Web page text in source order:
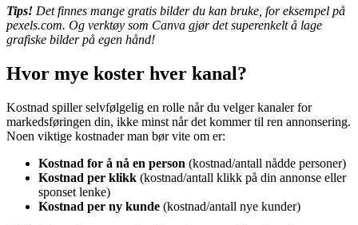
Tips! Det finnes mange gratis bilder du kan bruke, for eksempel på
pexels.com. Og verktøy som Canva gjør det superenkelt å lage
grafiske bilder på egen hånd!
Hvor mye koster hver kanal?
Kostnad spiller selvfølgelig en rolle når du velger kanaler for
markedsføringen din, ikke minst når det kommer til ren annonsering.
Noen viktige kostnader man bør vite om er:
Kostnad for å nå en person (kostnad/antall nådde personer)
Kostnad per klikk (kostnad/antall klikk på din annonse eller
sponset lenke)
Kostnad per ny kunde (kostnad/antall nye kunder)